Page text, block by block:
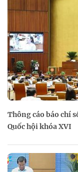
Thông cáo báo chí
Quốc hội khóa XVI